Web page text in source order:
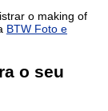
o making of
BTW Foto e
o seu